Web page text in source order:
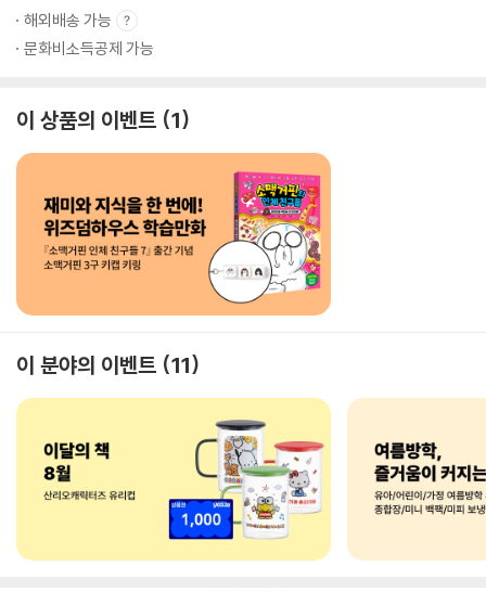
해외배송 가능
문화비소득공제 가능
이 상품의 이벤트 1
이 분야의 이벤트 11